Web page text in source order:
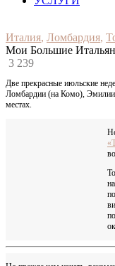
Италия, Ломбардия,
Мои Большие
3 239
Две прекрасные июльские
Ломбардии (на Комо),
местах.